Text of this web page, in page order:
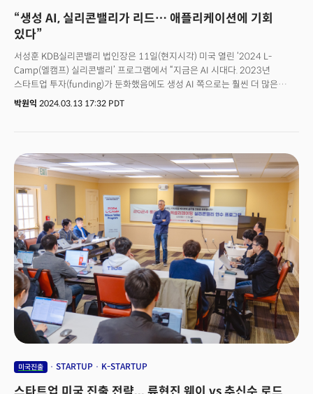
“생성 AI, 실리콘밸리가 리드… 애플리케이션에 기회
있다”
서성훈 KDB실리콘밸리 법인장은 11일(현지시각) 미국 열린 ‘2024 L-
Camp(엘캠프) 실리콘밸리’ 프로그램에서 “지금은 AI 시대다. 2023년
스타트업 투자(funding)가 둔화했음에도 생성 AI 쪽으로는 훨씬 더 많은
규모의 돈이 들어가고 있다”며 이같이 말했다. 오픈AI, 앤트로픽 등 이 분야를
설명이다. 엘켐프 실리콘밸리는 롯데벤처스가 크로스보더 미디어 더밀크와
함께 국내 스타트업들의 글로벌 사업 진출을 지원하기 위해 마련한 글로벌
액셀러레이팅 프로그램이다. KDB실리콘밸리는 KDB산업은행의 벤처캐피털
(VC) 자회사로 미국 실리콘밸리에서 활동한다.KDB산업은행은 펀드에 자금에
대는 LP(출자자)와 직접 스타트업에 투자하는 GP(펀드 운용) 역할을 모두
한다. 2022년, 2023년 진행한 직접 투자금액만 6600억원, 4600억원에
달한다. KDB실리콘밸리는 지난해 한인 창업가가 이끄는 실리콘밸리 유전자
치료 스타트업 ‘진에딧’, 보스턴과 뉴욕에서 활동하는 로봇 기반 농업 스타트업
‘조르디’에 직접 투자하기도 했다. 두 회사 모두 AI 기술을 적극 활용하고 있다.
박원익 2024.03.13 17:32 PDT
미국진출 STARTUP K-STARTUP